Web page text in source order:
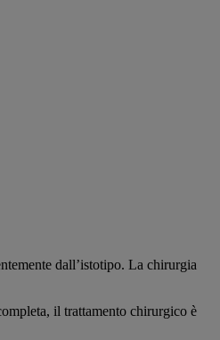
dall’istotipo. La chirurgia
il trattamento chirurgico è